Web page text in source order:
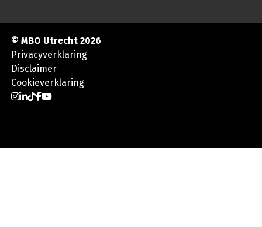
© MBO Utrecht 2026
Privacyverklaring
Disclaimer
Cookieverklaring
Ga naar Instagram
Ga naar LinkedIn
Ga naar TikTok
Ga naar Facebook
Ga naar YouTube